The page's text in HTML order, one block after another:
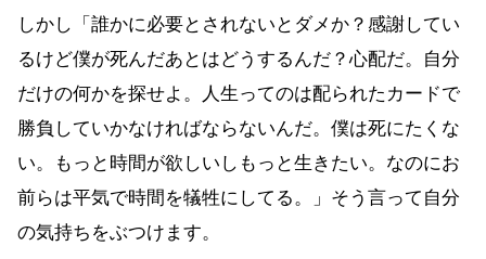
しかし「誰かに必要とされないとダメか？感謝してい
るけど僕が死んだあとはどうするんだ？心配だ。自分
だけの何かを探せよ。人生ってのは配られたカードで
勝負していかなければならないんだ。僕は死にたくな
い。もっと時間が欲しいしもっと生きたい。なのにお
前らは平気で時間を犠牲にしてる。」そう言って自分
の気持ちをぶつけます。